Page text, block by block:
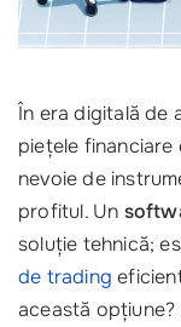
În era digitală de
piețele financiare
nevoie de
profitul. Un
soluție tehnică;
de trading
această